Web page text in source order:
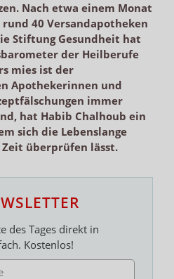
Nach etwa einem Monat
40 Versandapotheken
Stiftung Gesundheit hat
der Heilberufe
mies ist der
Apothekerinnen und
immer
hat Habib Chalhoub ein
sich die Lebenslange
überprüfen lässt.
des Tages direkt in
Kostenlos!